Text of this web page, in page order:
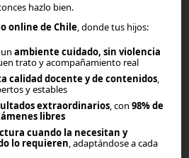
Ingresar
hazlo bien.
online de Chile, donde tus hijos:
unambiente cuidado, sin violencia
trato y acompañamiento real
calidad docente y de contenidos,
y estables
extraordinarios, con98% de
libres
cuando la necesitan y
lo requieren, adaptándose a cada